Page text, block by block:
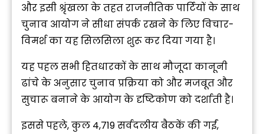
और इसी श्रृंखला के तहत राजनीतिक पार्टियों के साथ
चुनाव आयोग ने सीधा संपर्क रखने के लिए विचार-
विमर्श का यह सिलसिला शुरू कर दिया गया है।
यह पहल सभी हितधारकों के साथ मौजूदा कानूनी
ढांचे के अनुसार चुनाव प्रक्रिया को और मजबूत और
सुचारू बनाने के आयोग के दृष्टिकोण को दर्शाती है।
इससे पहले, कुल 4,719 सर्वदलीय बैठकें की गईं,